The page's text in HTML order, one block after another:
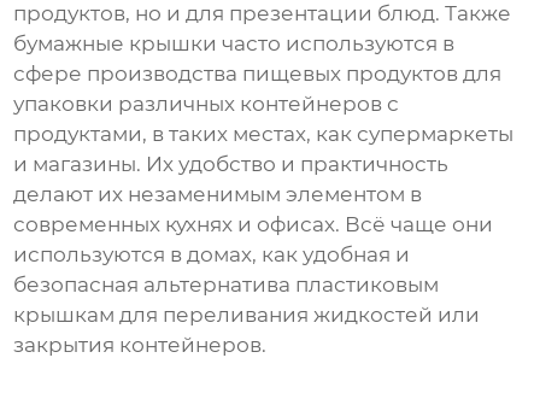
продуктов, но и для презентации блюд. Также
бумажные крышки часто используются в
сфере производства пищевых продуктов для
упаковки различных контейнеров с
продуктами, в таких местах, как супермаркеты
и магазины. Их удобство и практичность
делают их незаменимым элементом в
современных кухнях и офисах. Всё чаще они
используются в домах, как удобная и
безопасная альтернатива пластиковым
крышкам для переливания жидкостей или
закрытия контейнеров.